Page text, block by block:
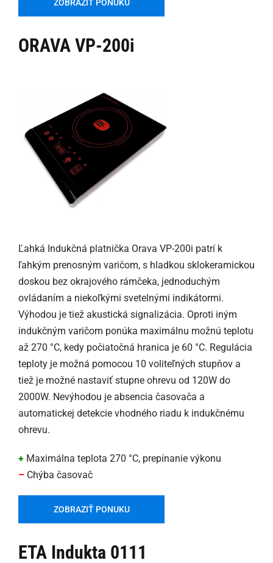
ZOBRAZIŤ PONUKU
ORAVA VP-200i
Ľahká Indukčná platnička Orava VP-200i patrí k
ľahkým prenosným varičom, s hladkou sklokeramickou
doskou bez okrajového rámčeka, jednoduchým
ovládaním a niekoľkými svetelnými indikátormi.
Výhodou je tiež akustická signalizácia. Oproti iným
indukčným varičom ponúka maximálnu možnú teplotu
až 270 °C, kedy počiatočná hranica je 60 °C. Regulácia
teploty je možná pomocou 10 voliteľných stupňov a
tiež je možné nastaviť stupne ohrevu od 120W do
2000W. Nevýhodou je absencia časovača a
automatickej detekcie vhodného riadu k indukčnému
ohrevu.
+ Maximálna teplota 270 °C, prepínanie výkonu
– Chýba časovač
ZOBRAZIŤ PONUKU
ETA Indukta 0111